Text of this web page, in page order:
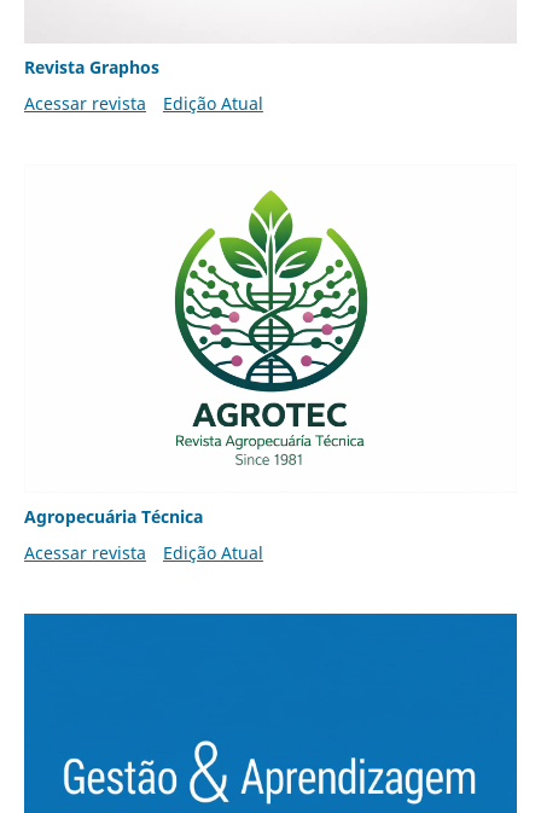
Revista Graphos
Acessar revista
Edição Atual
Agropecuária Técnica
Acessar revista
Edição Atual